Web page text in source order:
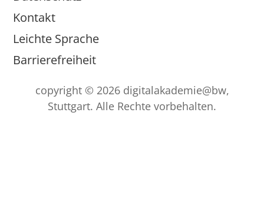
Kontakt
Leichte Sprache
Barrierefreiheit
copyright © 2026 digitalakademie@bw,
Stuttgart. Alle Rechte vorbehalten.